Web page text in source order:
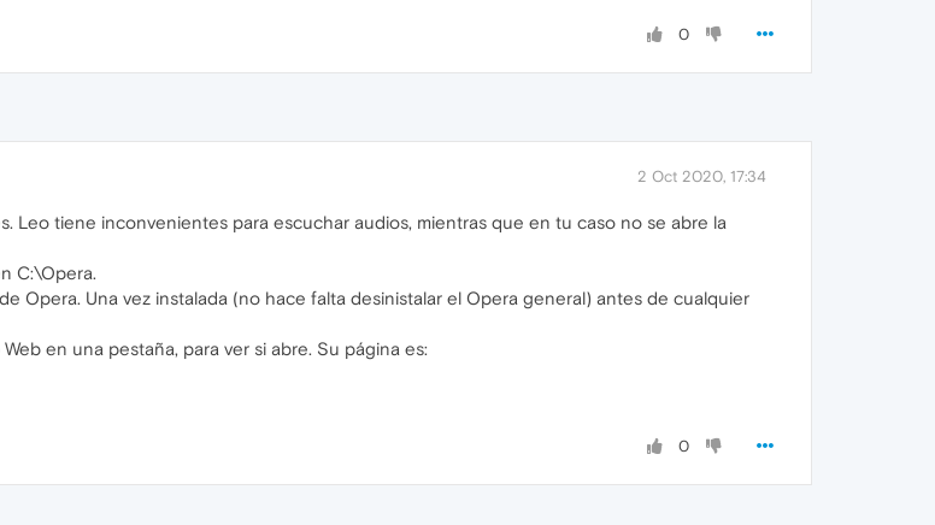
0
2 Oct 2020, 17:34
Leo tiene inconvenientes para escuchar audios, mientras que en tu caso no se abre la
C:\Opera.
Opera. Una vez instalada (no hace falta desinistalar el Opera general) antes de cualquier
en una pestaña, para ver si abre. Su página es:
0